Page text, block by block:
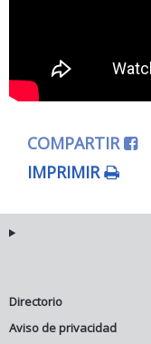
COMPARTIR
IMPRIMIR
Directorio
Aviso de privacidad